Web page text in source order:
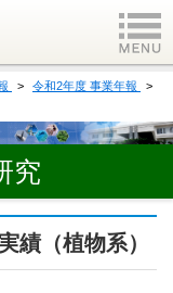
令和2年度 事業年報
究
績（植物系）